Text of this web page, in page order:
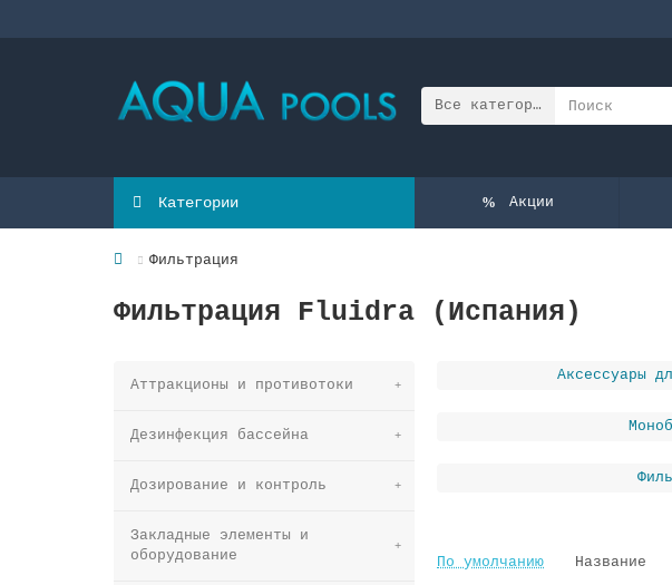
Все категории
Категории Акции
Фильтрация
Фильтрация Fluidra (Испания)
Аттракционы и противотоки
Дезинфекция бассейна
Дозирование и контроль
Закладные элементы и
оборудование
Аксессуары
По умолчанию Название